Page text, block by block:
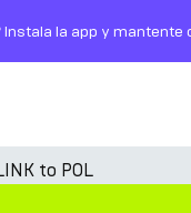
Instala la app y mantente
to POL